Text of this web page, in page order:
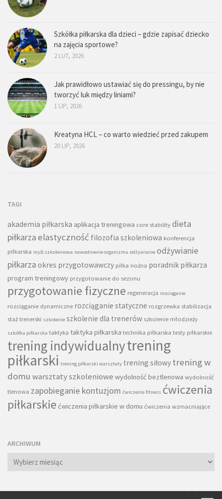
Szkółka piłkarska dla dzieci – gdzie zapisać dziecko
na zajęcia sportowe?
2 LUT, 2026
Jak prawidłowo ustawiać się do pressingu, by nie
tworzyć luk między liniami?
1 LIP, 2026
Kreatyna HCL – co warto wiedzieć przed zakupem
20 LIP, 2026
TAGI
akademia piłkarska aplikacja treningowa core stability dieta
piłkarza elastyczność filozofia szkoleniowa konferencja
piłkarska myśl szkoleniowa nawodnienie organizmu odżywianie odżywianie
piłkarza okres przygotowawczy piłka nożna poradnik piłkarza
program treningowy przygotowanie do sezonu
przygotowanie fizyczne regeneracja rozciąganie
rozciąganie dynamiczne rozciąganie statyczne rozgrzewka stabilizacja
staż trenerski szkolenie szkolenie dla trenerów szkolenie młodzieży
szkółka piłkarska taktyka taktyka piłkarska technika piłkarska testy piłkarskie
trening indywidualnytrening
piłkarski trening piłkarski warsztaty trening siłowy trening w
domu warsztaty szkoleniowe wydolność beztlenowa wydolność
tlenowa zapobieganie kontuzjom ćwiczenia fitness ćwiczenia
piłkarskie ćwiczenia piłkarskie w domu ćwiczenia wzmacniające
ARCHIWUM
Archiwum